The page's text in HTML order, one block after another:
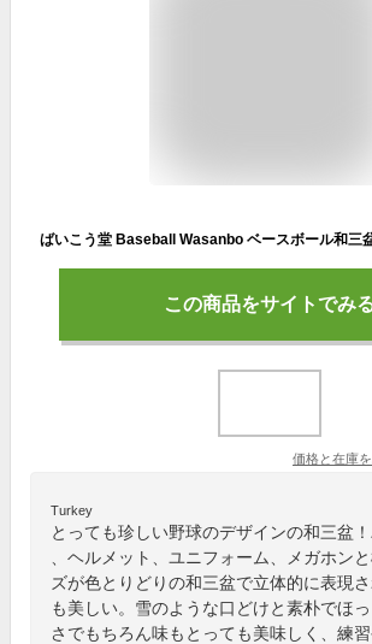
この商品をサイトでみ
価格と在庫を
Turkey
とっても珍しい野球のデザインの和三盆
、ヘルメット、ユニフォーム、メガホン
ズが色とりどりの和三盆で立体的に表現
も美しい。雪のような口どけと素朴でほ
さでもちろん味もとっても美味しく、練